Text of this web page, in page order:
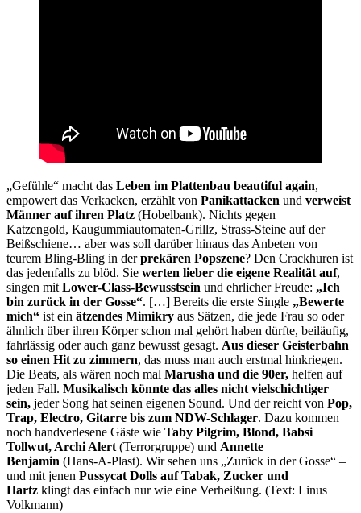
„Gefühle“ macht das Leben im Plattenbau beautiful again,
empowert das Verkacken, erzählt von Panikattacken und verweist
Männer auf ihren Platz (Hobelbank). Nichts gegen
Katzengold, Kaugummiautomaten-Grillz, Strass-Steine auf der
Beißschiene… aber was soll darüber hinaus das Anbeten von
teurem Bling-Bling in derprekären Popszene? Den Crackhuren ist
das jedenfalls zu blöd. Sie werten lieber die eigene Realität auf,
singen mitLower-Class-Bewusstsein und ehrlicher Freude: „Ich
bin zurück in der Gosse“. […] Bereits die erste Single „Bewerte
mich“ ist ein ätzendes Mimikry aus Sätzen, die jede Frau so oder
ähnlich über ihren Körper schon mal gehört haben dürfte, beiläufig,
fahrlässig oder auch ganz bewusst gesagt. Aus dieser Geisterbahn
so einen Hit zu zimmern, das muss man auch erstmal hinkriegen.
Die Beats, als wären noch mal Marusha und die 90er, helfen auf
jeden Fall. Musikalisch könnte das alles nicht vielschichtiger
sein, jeder Song hat seinen eigenen Sound. Und der reicht von Pop,
Trap, Electro, Gitarre bis zum NDW-Schlager. Dazu kommen
noch handverlesene Gäste wie Taby Pilgrim, Blond, Babsi
Tollwut, Archi Alert(Terrorgruppe) und Annette
Benjamin (Hans-A-Plast). Wir sehen uns „Zurück in der Gosse“ –
und mit jenen Pussycat Dolls auf Tabak, Zucker und
Hartz klingt das einfach nur wie eine Verheißung. (Text: Linus
Volkmann)